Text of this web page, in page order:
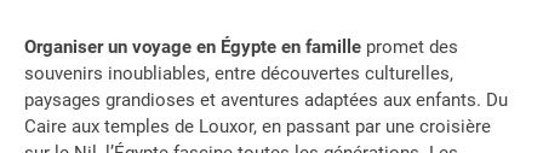
Organiser un voyage en Égypte en famille promet des
souvenirs inoubliables, entre découvertes culturelles,
paysages grandioses et aventures adaptées aux enfants. Du
Caire aux temples de Louxor, en passant par une croisière